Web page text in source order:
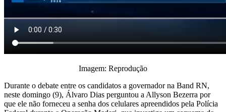
Imagem: Reprodução
Durante o debate entre os candidatos a governador na Band RN,
neste domingo (9), Álvaro Dias perguntou a Allyson Bezerra por
que ele não forneceu a senha dos celulares apreendidos pela Polícia